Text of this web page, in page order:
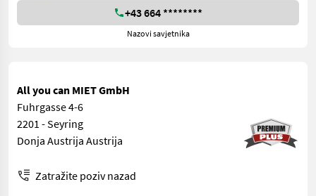
+43 664 ********
Nazovi savjetnika
All you can MIET GmbH
Fuhrgasse 4-6
2201 - Seyring
Donja Austrija Austrija
Zatražite poziv nazad